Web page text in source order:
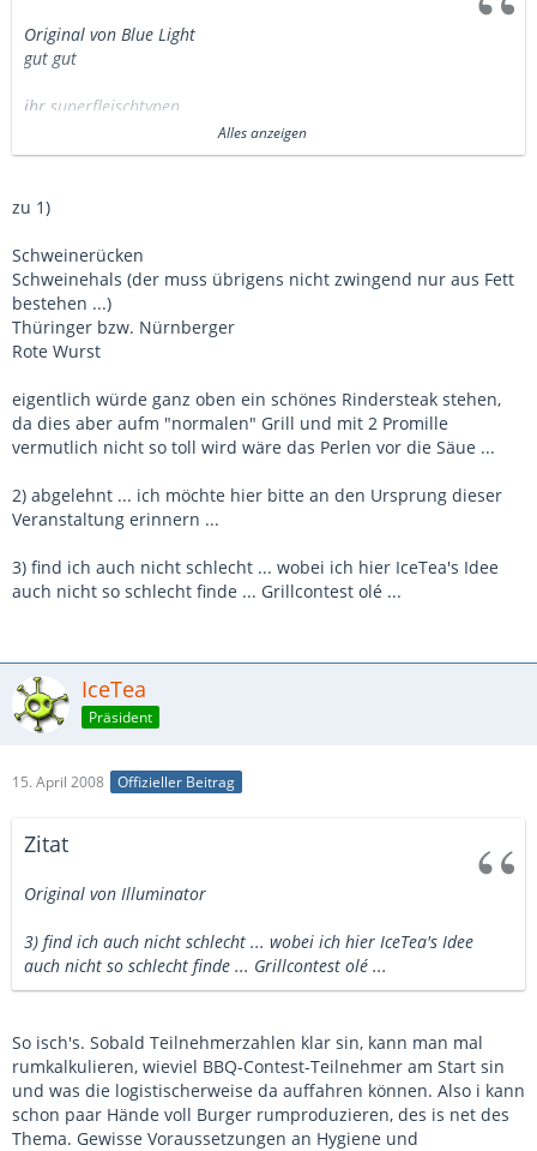
Original von Blue Light
gut gut
ihr superfleischtypen
es gibts da scho so möglichkeiten
1) i kauf des Fleisch, un zwar nur des Fleisch, beim Metzger (hab
Ihr stellt mir dafür ne Top5 auf, was i kaufen soll. Anhand dieser
Top5 las i mir n Angebot geben un des fliest dann in die
Kalkulaiton mit ein.
2) jeder kauft sein fresschen selbst & wenns wer verpeilt, gibts
Tanke geholt hat ...
3) IceTea bekommt n Betrag un kauft des Fleisch
Alles anzeigen
zu 1)
Schweinerücken
Schweinehals (der muss übrigens nicht zwingend nur aus Fett
bestehen ...)
Thüringer bzw. Nürnberger
Rote Wurst
eigentlich würde ganz oben ein schönes Rindersteak stehen,
da dies aber aufm "normalen" Grill und mit 2 Promille
vermutlich nicht so toll wird wäre das Perlen vor die Säue ...
2) abgelehnt ... ich möchte hier bitte an den Ursprung dieser
Veranstaltung erinnern ...
3) find ich auch nicht schlecht ... wobei ich hier IceTea's Idee
auch nicht so schlecht finde ... Grillcontest olé ...
IceTea
Präsident
15. April 2008 Offizieller Beitrag
Zitat
Original von Illuminator
3) find ich auch nicht schlecht ... wobei ich hier IceTea's Idee
auch nicht so schlecht finde ... Grillcontest olé ...
So isch's. Sobald Teilnehmerzahlen klar sin, kann man mal
rumkalkulieren, wieviel BBQ-Contest-Teilnehmer am Start sin
und was die logistischerweise da auffahren können. Also i kann
schon paar Hände voll Burger rumproduzieren, des is net des
Thema. Gewisse Voraussetzungen an Hygiene und